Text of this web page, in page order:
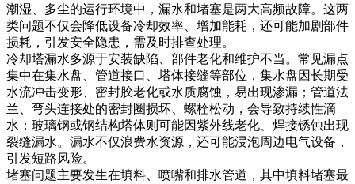
潮湿、多尘的运行环境中，漏水和堵塞是两大高频故障。这两
类问题不仅会降低设备冷却效率、增加能耗，还可能加剧部件
损耗，引发安全隐患，需及时排查处理。
冷却塔漏水多源于安装缺陷、部件老化和维护不当。常见漏点
集中在集水盘、管道接口、塔体接缝等部位，集水盘因长期受
水流冲击变形、密封胶老化或水质腐蚀，易出现渗漏；管道法
兰、弯头连接处的密封圈损坏、螺栓松动，会导致持续性滴
水；玻璃钢或钢结构塔体则可能因紫外线老化、焊接锈蚀出现
裂缝漏水。漏水不仅浪费水资源，还可能浸泡周边电气设备，
引发短路风险。
堵塞问题主要发生在填料、喷嘴和排水管道，其中填料堵塞最